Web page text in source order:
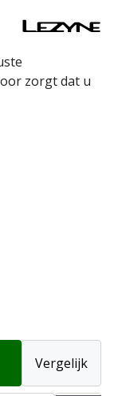
zorgt dat u
Vergelijk